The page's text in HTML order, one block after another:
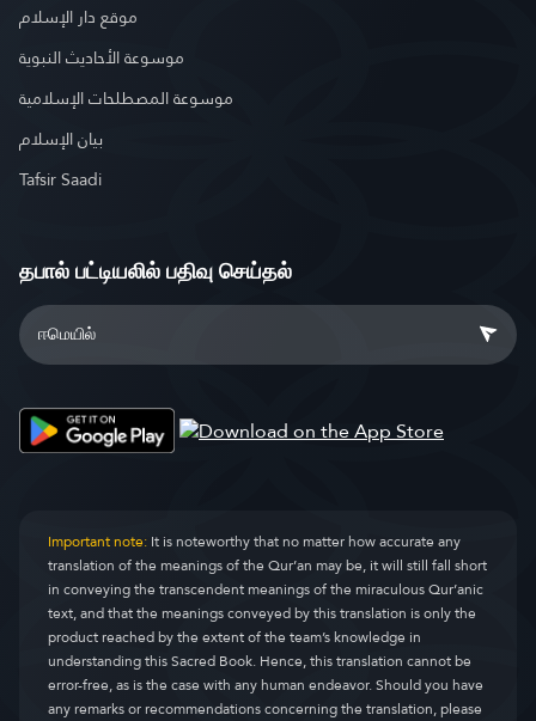
موقع دار الإسلام
موسوعة الأحاديث النبوية
موسوعة المصطلحات الإسلامية
بيان الإسلام
Tafsir Saadi
தபால் பட்டியலில் பதிவு செய்தல்
Important note:It is noteworthy that no matter how accurate any
translation of the meanings of the Qur’an may be, it will still fall short
in conveying the transcendent meanings of the miraculous Qur’anic
text, and that the meanings conveyed by this translation is only the
product reached by the extent of the team’s knowledge in
understanding this Sacred Book. Hence, this translation cannot be
error-free, as is the case with any human endeavor. Should you have
any remarks or recommendations concerning the translation, please